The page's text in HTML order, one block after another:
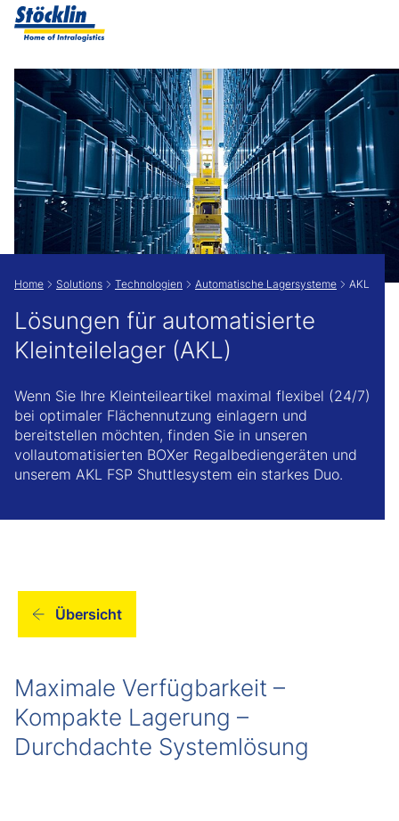
Zeige besser passende Version dieser Seite
Diese Meldung nicht mehr anzeigen
Home Solutions Technologien Automatische Lagersysteme AKL
Lösungen für automatisierte
Kleinteilelager (AKL)
Wenn Sie Ihre Kleinteileartikel maximal flexibel (24/7)
bei optimaler Flächennutzung einlagern und
bereitstellen möchten, finden Sie in unseren
vollautomatisierten BOXer Regalbediengeräten und
unserem AKL FSP Shuttlesystem ein starkes Duo.
Übersicht
Maximale Verfügbarkeit –
Kompakte Lagerung –
Durchdachte Systemlösung